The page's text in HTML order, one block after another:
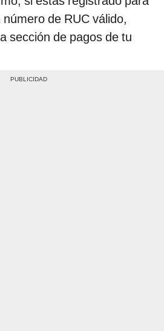
de RUC válido,
sección de pagos de tu